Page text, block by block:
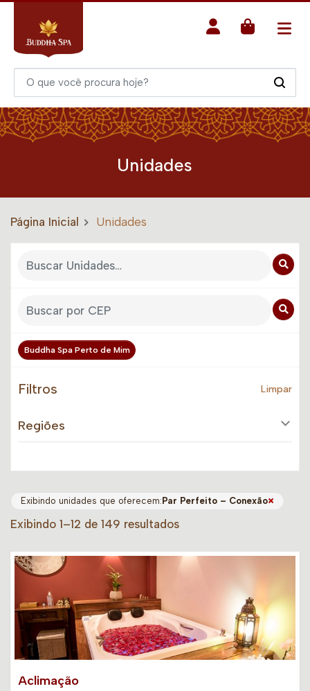
Unidades
Página Inicial Unidades
Buddha Spa Perto de Mim
Filtros Limpar
Regiões
Exibindo unidades que oferecem: Par Perfeito – Conexão×
Exibindo 1–12 de 149 resultados
Aclimação